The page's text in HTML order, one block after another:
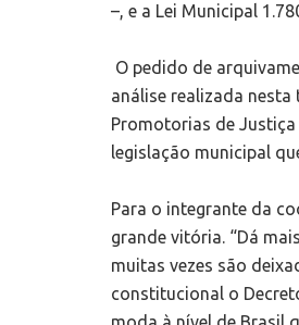
–, e a Lei Municipal
O pedido de
análise realizada
Promotorias de Justiça
legislação municipal
Para o integrante da
grande vitória. “Dá
muitas vezes são
constitucional o